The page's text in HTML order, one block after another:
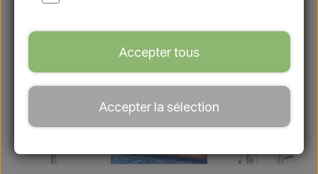
Accepter tous
Accepter la sélection